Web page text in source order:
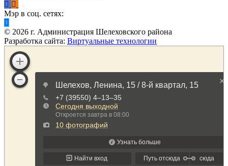
Мэр в соц. сетях:
© 2026 г. Администрация Шелеховского района
Разработка сайта: Виртуальные технологии